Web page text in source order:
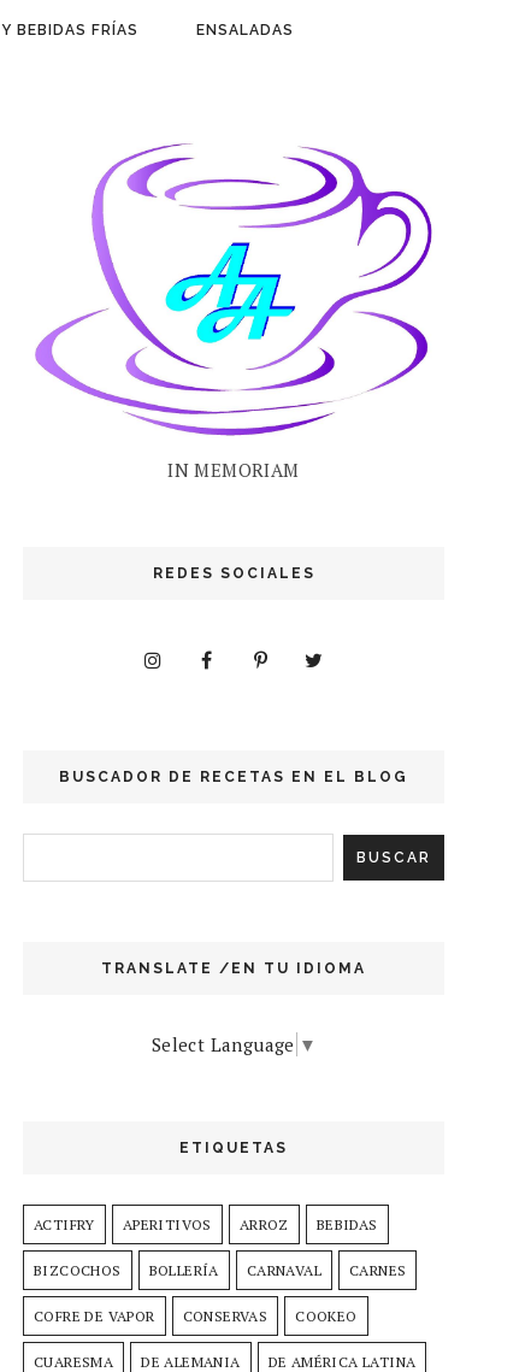
BEBIDAS FRÍAS ENSALADAS
IN MEMORIAM
REDES SOCIALES
BUSCADOR DE RECETAS EN EL BLOG
TRANSLATE /EN TU IDIOMA
Select Language ▼
ETIQUETAS
ACTIFRY APERITIVOS ARROZ BEBIDAS
BIZCOCHOS BOLLERÍA CARNAVAL CARNES
COFRE DE VAPOR CONSERVAS COOKEO
CUARESMA DE ALEMANIA DE AMÉRICA LATINA